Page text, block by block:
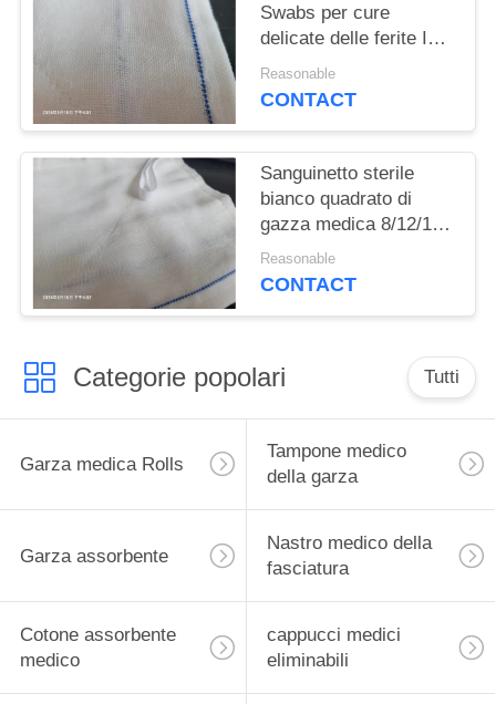
Swabs per cure
delicate delle ferite ISO
certificato
Reasonable
CONTACT
Sanguinetto sterile
bianco quadrato di
gazza medica 8/12/16
Ply Absorbente
100pcs/sacco
Reasonable
CONTACT
Categorie popolari Tutti
Garza medica Rolls
Tampone medico
della garza
Garza assorbente
Nastro medico della
fasciatura
Cotone assorbente
medico
cappucci medici
eliminabili